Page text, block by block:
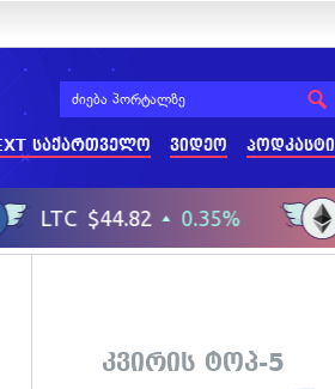
საქართველო ვიდეო პოდკასტი
კვირის ტოპ-5